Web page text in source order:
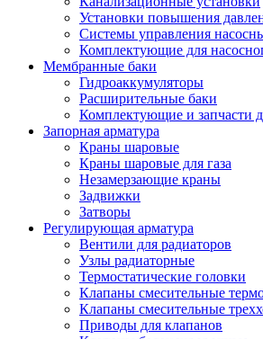
Установки повышения
Системы управления
Комплектующие для
Мембранные баки
Гидроаккумуляторы
Расширительные баки
Комплектующие и запчасти
Запорная арматура
Краны шаровые
Краны шаровые для газа
Незамерзающие краны
Задвижки
Затворы
Регулирующая арматура
Вентили для радиаторов
Узлы радиаторные
Термостатические головки
Клапаны смесительные
Клапаны смесительные
Приводы для клапанов